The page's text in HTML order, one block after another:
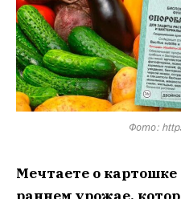
Фото:
Мечтаете о картошке